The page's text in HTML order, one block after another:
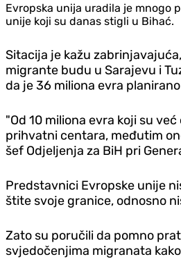
Evropska unija uradila je mnogo
unije koji su danas stigli u Bihać.
Sitacija je kažu
migrante budu u Sarajevu i
da je 36 miliona evra
"Od 10 miliona evra koji su
prihvatni centara, međutim
šef Odjeljenja za BiH pri
Predstavnici Evropske unije
štite svoje granice, odnosno
Zato su poručili da pomno
svjedočenjima migranata